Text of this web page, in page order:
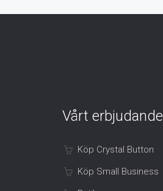
Vårt erbjudande
Köp Crystal Button
Köp Small Business